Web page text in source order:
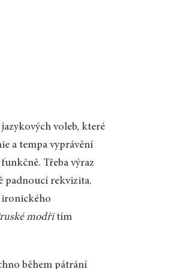
voleb, které
a tempa vyprávění
Třeba výraz
padnoucí rekvizita.
ironického
modřitím
během pátrání